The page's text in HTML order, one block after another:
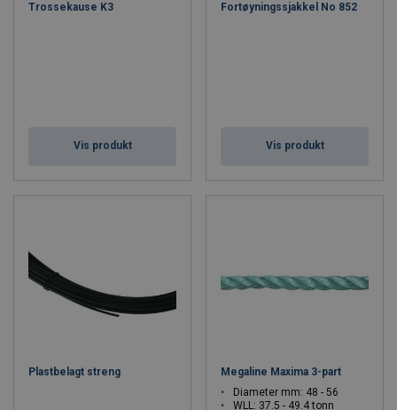
Trossekause K3
Vis produkt
Fortøyningssjakkel No 852
Vis produkt
Plastbelagt streng
Megaline Maxima 3-part
Diameter mm: 48 - 56
WLL: 37.5 - 49.4 tonn